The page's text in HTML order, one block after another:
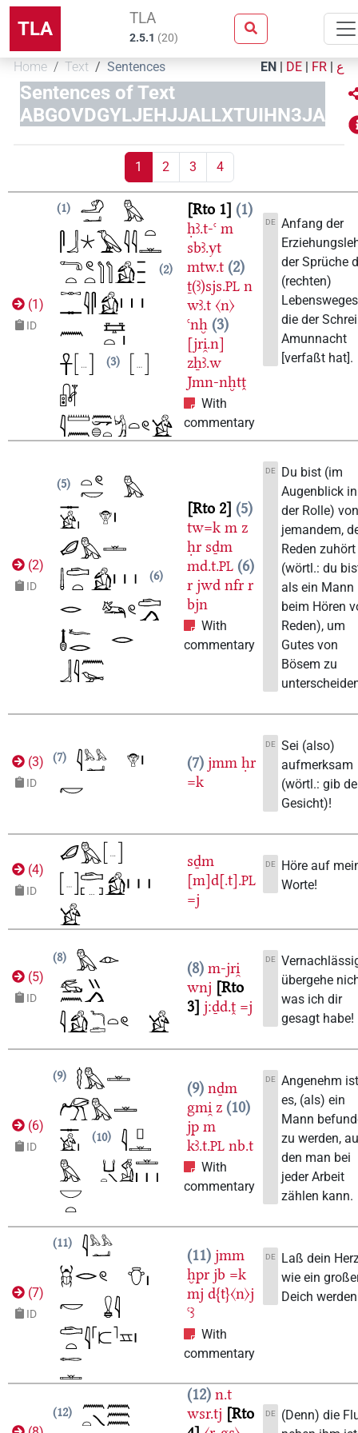
TLA TLA
2.5.1 (20)
Home Text Sentences EN | DE | FR | ع
Sentences of Text
ABGOVDGYLJEHJJALLXTUIHN3JA
1 2 3 4
(1)
ID
1
2
3
Rto 1
1
ḥꜣ.t-ꜥ m
sbꜣ.yt
mtw.t 2
ṯ(ꜣ)sjs.PL n
wꜣ.t 〈n〉
ꜥnḫ 3
[jri̯.n]
zẖꜣ.w
Jmn-nḫtṱ
With
commentary
DE Anfang der
der Sprüche
(rechten)
die der
Amunnacht
[verfaßt hat].
(2)
ID
5
6
Rto 2
5
tw=k m z
ḥr sḏm
md.t.PL
6
r jwd nfr r
bjn
With
commentary
DE
Du bist (im
Augenblick in
der Rolle)
jemandem,
Reden zuhört
(wörtl.: du
als ein Mann
beim Hören
Reden), um
Gutes von
Bösem zu
(3)
ID
7 7 jmm ḥr
=k
DE Sei (also)
aufmerksam
(wörtl.: gib
Gesicht)!
(4)
ID
sḏm
[m]d[.t].PL
=j
DE
Höre auf
Worte!
(5)
ID
8
8 m-jri̯
wnj Rto
3 j:ḏd.ṱ =j
DE
übergehe
was ich dir
gesagt habe!
(6)
ID
9
10
9 nḏm
gmi̯ z 10
jp m
kꜣ.t.PL nb.t
With
commentary
DE Angenehm
es, (als) ein
Mann
zu werden,
den man bei
jeder Arbeit
zählen kann.
(7)
ID
11
11 jmm
ḫpr jb =k
mj d{t}〈n〉j
ꜥꜣ
With
commentary
DE
Laß dein
wie ein
Deich
12
12 n.t
wsr.tj Rto
DE
(Denn) die